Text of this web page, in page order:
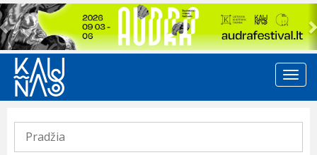
Previous
Pradžia